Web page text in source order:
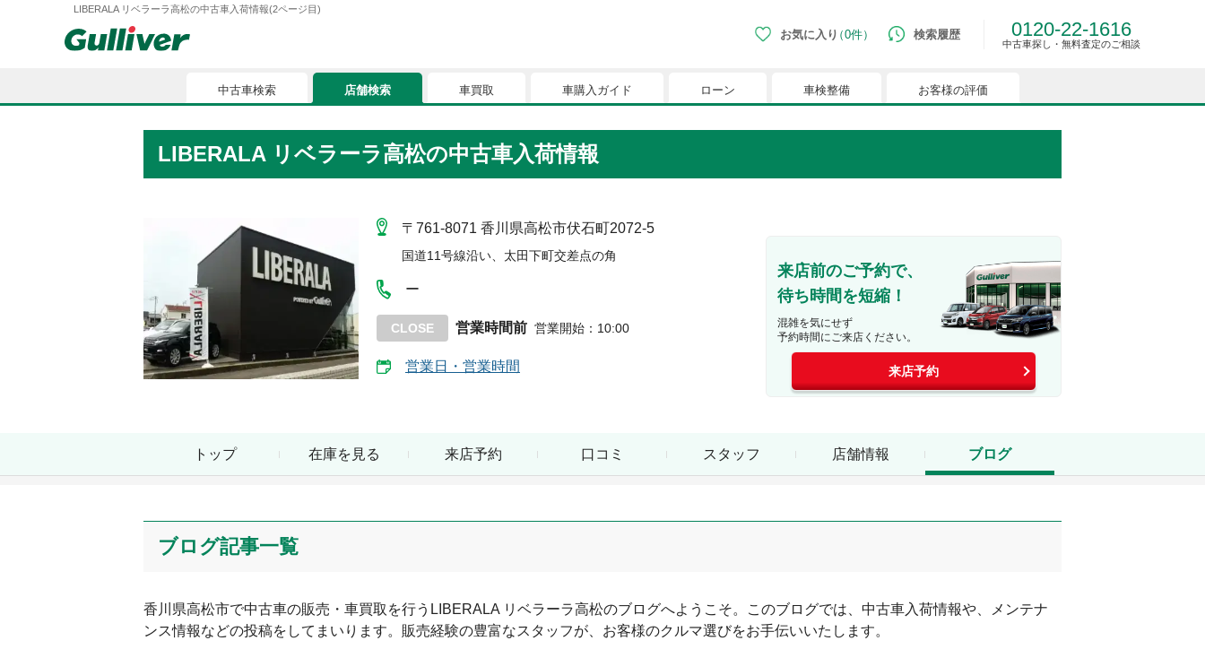
LIBERALA リベラーラ高松の中古車入荷情報(2ページ目)
お気に入り 0件
中古車検索
お客様の評価
現在、お気に入りに登録されているおクルマはございません。
お気に入りに登録すると、あなただけのお気に入りのクルマリストでいつでも簡単に比較ができるようになります。
※「お気に入り」の登録を可能にするためにCookie機能を有効にしてください。
検索履歴 0120-22-1616
中古車探し・無料査定のご相談
中古車検索 店舗検索 車買取 車購入ガイド ローン 車検整備 お客様の評価
LIBERALA リベラーラ高松の中古車入荷情報
〒761-8071 香川県高松市伏石町2072-5
国道11号線沿い、太田下町交差点の角
ー
CLOSE 営業時間前 営業開始 ： 10:00
営業日・営業時間
来店前のご予約で、
待ち時間を短縮！
混雑を気にせず
予約時間にご来店ください。
来店予約
トップ 在庫を見る 来店予約 口コミ スタッフ 店舗情報 ブログ
ブログ記事一覧
香川県高松市で中古車の販売・車買取を行う LIBERALA リベラーラ高松のブログへようこそ。このブログでは、中古車入荷情報や、メンテナ
ンス情報などの投稿をしてまいります。販売経験の豊富なスタッフが、お客様のクルマ選びをお手伝いいたします。